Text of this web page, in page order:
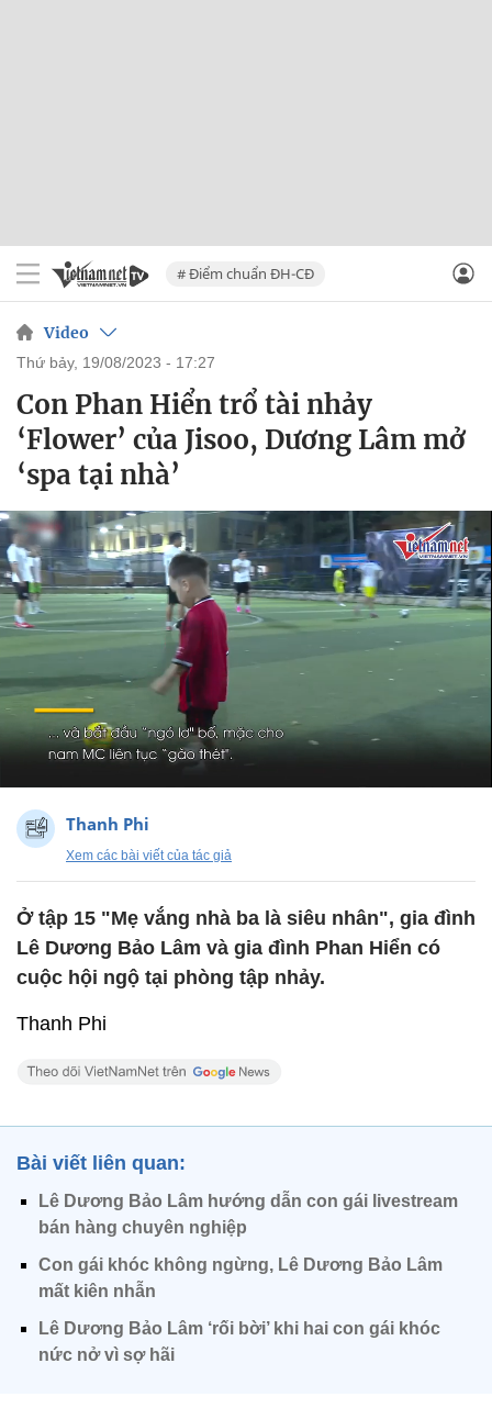
# Điểm chuẩn ĐH-CĐ
Video
thứ bảy, 19/08/2023 - 17:27
Con Phan Hiển trổ tài nhảy
‘Flower’ của Jisoo, Dương Lâm mở
‘spa tại nhà’
Thanh Phi
Xem các bài viết của tác giả
Ở tập 15 "Mẹ vắng nhà ba là siêu nhân", gia đình
Lê Dương Bảo Lâm và gia đình Phan Hiển có
cuộc hội ngộ tại phòng tập nhảy.
Thanh Phi
Bài viết liên quan:
Lê Dương Bảo Lâm hướng dẫn con gái livestream
bán hàng chuyên nghiệp
Con gái khóc không ngừng, Lê Dương Bảo Lâm
mất kiên nhẫn
Lê Dương Bảo Lâm ‘rối bời’ khi hai con gái khóc
nức nở vì sợ hãi